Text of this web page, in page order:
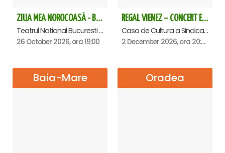
ZIUA MEA NOROCOASĂ - Bucuresti
Teatrul National Bucuresti - Sala Ion Caramitru, Bucuresti
26 October 2026, ora 19:00
REGAL VIENEZ – CONCERT EXTRAORDINAR DE CRACIUN - Satu Mare
Casa de Cultura a Sindicatelor , Satu-Mare
2 December 2026, ora 20:00
Baia-Mare Oradea